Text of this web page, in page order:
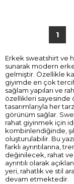
1
Erkek sweatshirt ve
sunarak modern
gelmiştir. Özellikle
giyimde en çok
sağlam yapıları ve
özellikleri sayesinde
tasarımlarıyla her
görünüm sağlar.
rahat giyinmek için
kombinlendiğinde,
oluşturulabilir. Bu
farklı ayrıntılarına,
değinilecek, rahat ve
ayrıntılı olarak
yeri, rahatlık ve stil
devam etmektedir.